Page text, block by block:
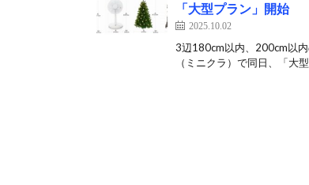
「大型プラン」開始
2025.10.02
3辺180cm以内、200cm以
（ミニクラ）で同日、「大